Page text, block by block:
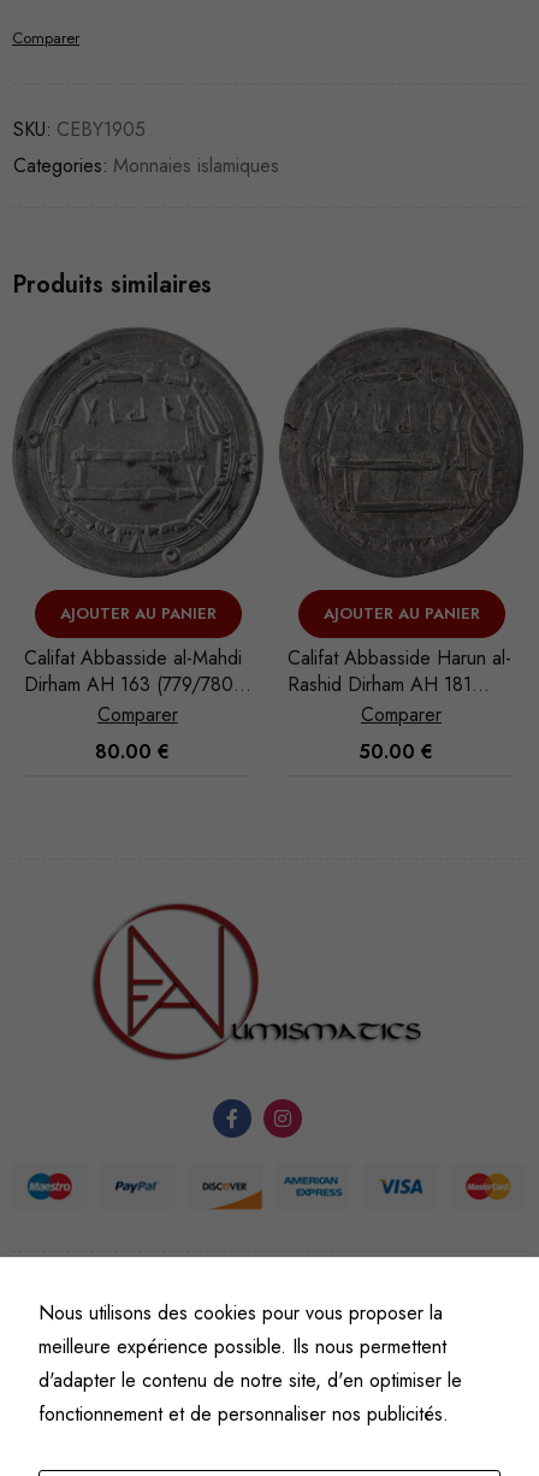
Comparer
SKU: CEBY1905
Categories: Monnaies islamiques
Produits similaires
AJOUTER AU PANIER
Califat Abbasside Harun al-
Rashid Dirham AH 181
(797/798) Madinat al-Salam
Comparer
50.00
VENDU
VOIR L'ARTICLE
Califat Omeyyade Abd al-
Malik Dirham AH 82
(701/702) Basra
Comparer
80.00
©Fine art numismatics– Tous droits réservés.
Politique de confidentialitéConditions générales de vente et d’utilisation
Mentions légales
Nous utilisons des cookies pour vous proposer la
meilleure expérience possible. Ils nous permettent
d'adapter le contenu de notre site, d'en optimiser le
fonctionnement et de personnaliser nos publicités.
nous
fonctionnalité
structure du
site Web, en
fonction de
l'usage qu'il
en est fait.